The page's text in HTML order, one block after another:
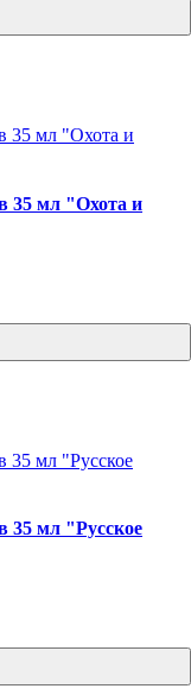
35 мл "Охота и
35 мл "Русское